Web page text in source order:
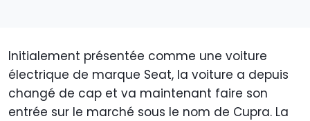
Initialement présentée comme une voiture
électrique de marque Seat, la voiture a depuis
changé de cap et va maintenant faire son
entrée sur le marché sous le nom de Cupra. La